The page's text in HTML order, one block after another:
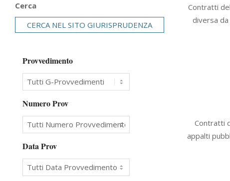
06-
06
Contratti
diversa
05-
31
Contratti
appalti
Cerca
CERCA NEL SITO GIURISPRUDENZA
Provvedimento
Numero Prov
Data Prov